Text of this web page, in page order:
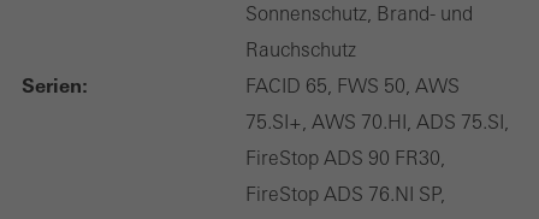
Sonnenschutz, Brand- und
Rauchschutz
Serien:
FACID 65, FWS 50, AWS
75.SI+, AWS 70.HI, ADS 75.SI,
FireStop ADS 90 FR30,
FireStop ADS 76.NI SP,